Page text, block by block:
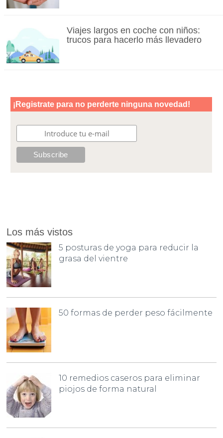
Viajes largos en coche con niños:
trucos para hacerlo más llevadero
Los más vistos
5 posturas de yoga para reducir la
grasa del vientre
50 formas de perder peso fácilmente
10 remedios caseros para eliminar
piojos de forma natural